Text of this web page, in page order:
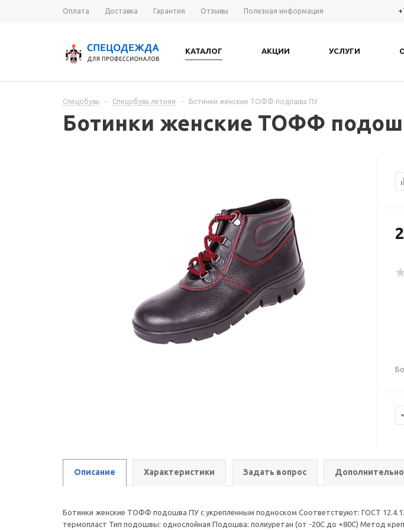
Оплата Доставка Гарантия Отзывы Полезная информация
КАТАЛОГ АКЦИИ УСЛУГИ
Спецобувь - Спецобувь летняя - Ботинки женские ТОФФ подошва ПУ
Ботинки женские ТОФФ
Описание Характеристики Задать вопрос Дополнительно
Ботинки женские ТОФФ подошва ПУ с укрепленным подноском Соответствуют: ГОСТ
термопласт Тип подошвы: однослойная Подошва: полиуретан (от -20С до +80С) Метод